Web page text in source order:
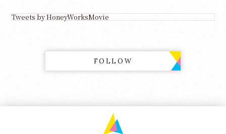
Tweets by HoneyWorksMovie
FOLLOW